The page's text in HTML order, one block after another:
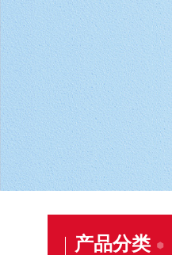
产品分类